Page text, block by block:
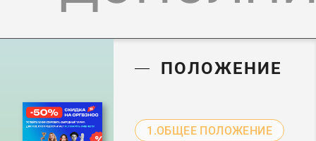
ПОЛОЖЕНИЕ
1.ОБЩЕЕ ПОЛОЖЕНИЕ